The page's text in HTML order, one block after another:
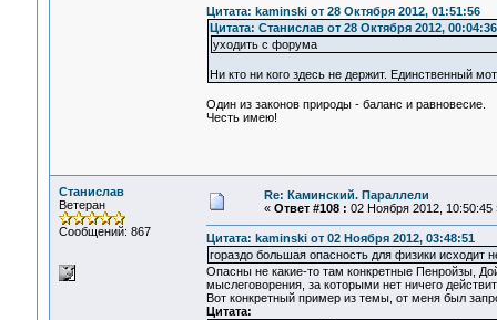
Цитата: kaminski от 28 Октября 2012, 01:51:56
Цитата: Станислав от 28 Октября 2012, 00:04:36
уходить с форума
Ни кто ни кого здесь не держит. Единственный
Один из законов природы - баланс и равновесие.
Честь имею!
Станислав
Ветеран
Сообщений: 867
Re: Каминский. Параллели
« Ответ #108 : 02 Ноября 2012, 10:50:45
Цитата: kaminski от 02 Ноября 2012, 03:48:51
гораздо большая опасность для физики исходит
Опасны не какие-то там конкретные Пенройзы,
мыслеговорения, за которыми нет ничего
Вот конкретный пример из темы, от меня был
Цитата: